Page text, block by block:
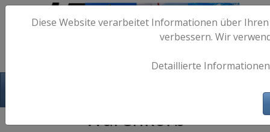
Warenkorb
Diese Website verarbeitet Informationen über
verbessern. Wir
Detaillierte